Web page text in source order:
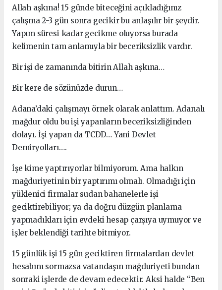
Allah aşkına! 15 günde biteceğini açıkladığınız
çalışma 2-3 gün sonra gecikir bu anlaşılır bir şeydir.
Yapım süresi kadar gecikme oluyorsa burada
kelimenin tam anlamıyla bir beceriksizlik vardır.
Bir işi de zamanında bitirin Allah aşkına…
Bir kere de sözünüzde durun…
Adana’daki çalışmayı örnek olarak anlattım. Adanalı
mağdur oldu bu işi yapanların beceriksizliğinden
dolayı. İşi yapan da TCDD… Yani Devlet
Demiryolları….
İşe kime yaptırıyorlar bilmiyorum. Ama halkın
mağduriyetinin bir yaptırımı olmalı. Olmadığı için
yüklenici firmalar sudan bahanelerle işi
geciktirebiliyor; ya da doğru düzgün planlama
yapmadıkları için evdeki hesap çarşıya uymuyor ve
işler beklendiği tarihte bitmiyor.
15 günlük işi 15 gün geciktiren firmalardan devlet
hesabını sormazsa vatandaşın mağduriyeti bundan
sonraki işlerde de devam edecektir. Aksi halde “Ben